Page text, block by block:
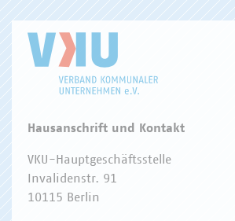
Hausanschrift und Kontakt
VKU-Hauptgeschäftsstelle
Invalidenstr. 91
10115 Berlin